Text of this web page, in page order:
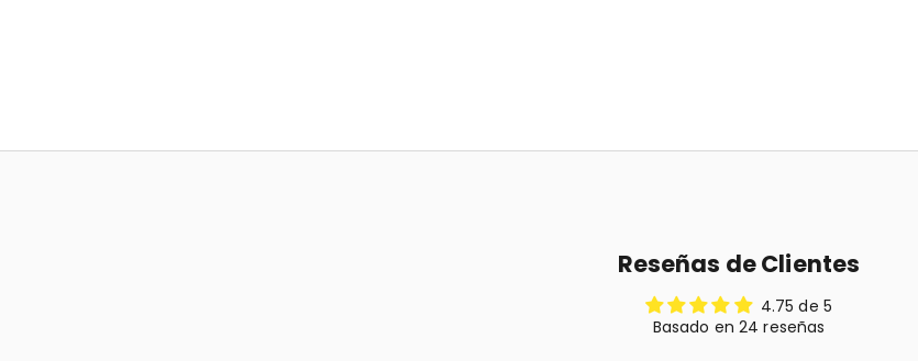
Reseñas de Clientes
4.75 de 5
Basado en 24 reseñas